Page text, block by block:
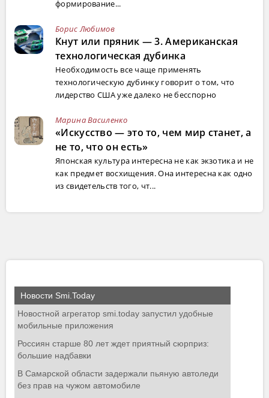
формирование...
Борис Любимов
Кнут или пряник — 3. Американская
технологическая дубинка
Необходимость все чаще применять
технологическую дубинку говорит о том, что
лидерство США уже далеко не бесспорно
Марина Василенко
«Искусство — это то, чем мир станет, а
не то, что он есть»
Японская культура интересна не как экзотика и не
как предмет восхищения. Она интересна как одно
из свидетельств того, чт...